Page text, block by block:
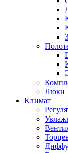
Люки
Климат